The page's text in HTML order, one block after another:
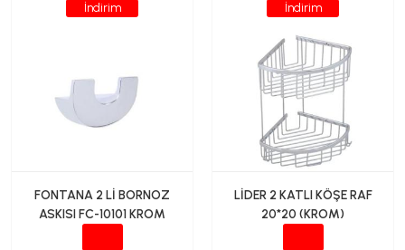
İndirim
FONTANA 2 Lİ BORNOZ
ASKISI FC-10101 KROM
İndirim
LİDER 2 KATLI KÖŞE RAF
20*20 (KROM)